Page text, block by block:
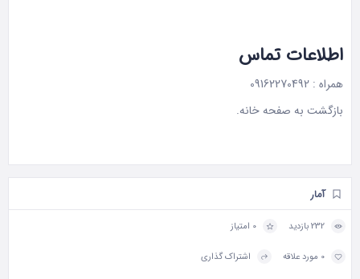
اطلاعات تماس
همراه : 09162270492
بازگشت به صفحهخانه.
آمار
232 بازدید 0 امتیاز
0 مورد علاقه اشتراک گذاری